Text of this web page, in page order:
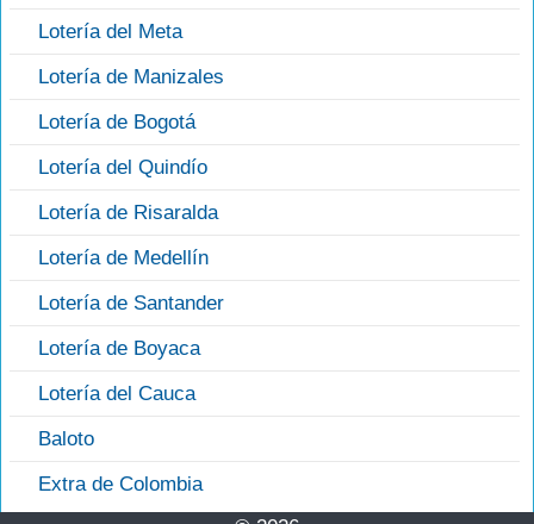
Lotería del Meta
Lotería de Manizales
Lotería de Bogotá
Lotería del Quindío
Lotería de Risaralda
Lotería de Medellín
Lotería de Santander
Lotería de Boyaca
Lotería del Cauca
Baloto
Extra de Colombia